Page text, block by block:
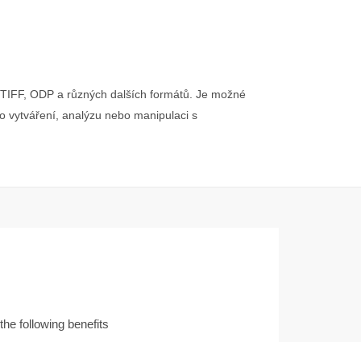
ODP a různých dalších formátů. Je možné
vytváření, analýzu nebo manipulaci s
following benefits